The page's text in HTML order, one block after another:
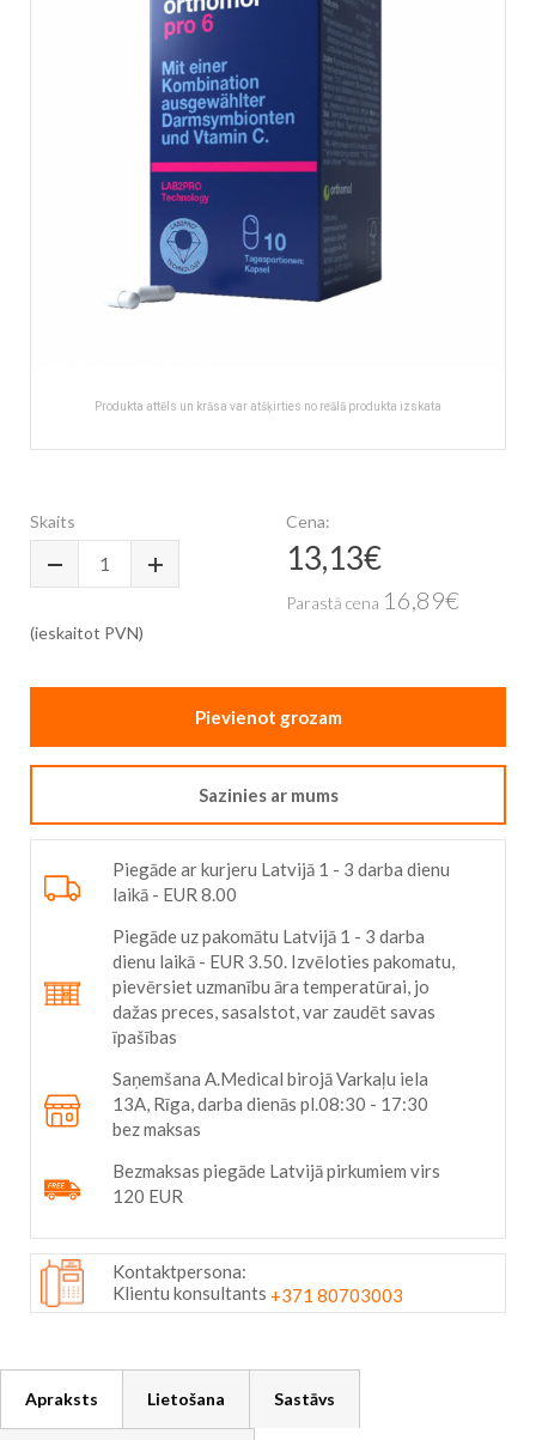
Skaits
Cena:
Īpaša
cena
13,13€
Parastā cena 16,89€
(ieskaitot PVN)
Pievienot grozam
Sazinies ar mums
Piegāde ar kurjeru Latvijā 1 - 3 darba dienu
laikā - EUR 8.00
Piegāde uz pakomātu Latvijā 1 - 3 darba
dienu laikā - EUR 3.50. Izvēloties pakomatu,
pievērsiet uzmanību āra temperatūrai, jo
dažas preces, sasalstot, var zaudēt savas
īpašības
Saņemšana A.Medical birojā Varkaļu iela
13A, Rīga, darba dienās pl.08:30 - 17:30
bez maksas
Bezmaksas piegāde Latvijā pirkumiem virs
120 EUR
Kontaktpersona:
Klientu konsultants +371 80703003
Produkta attēls un krāsa var atšķirties no reālā produkta izskata
beginning
gallery
Apraksts Lietošana Sastāvs